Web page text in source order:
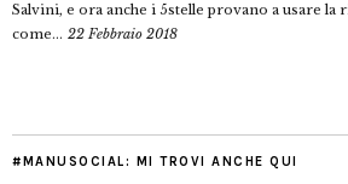
Salvini, e ora anche i 5stelle provano a usare
come... 22 Febbraio 2018
#MANUSOCIAL: MI TROVI ANCHE QUI